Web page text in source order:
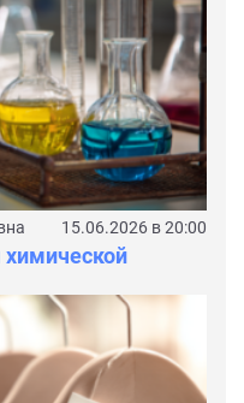
15.06.2026 в 20:00